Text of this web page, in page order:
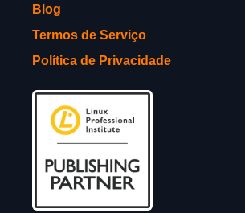
Blog
Termos de Serviço
Política de Privacidade